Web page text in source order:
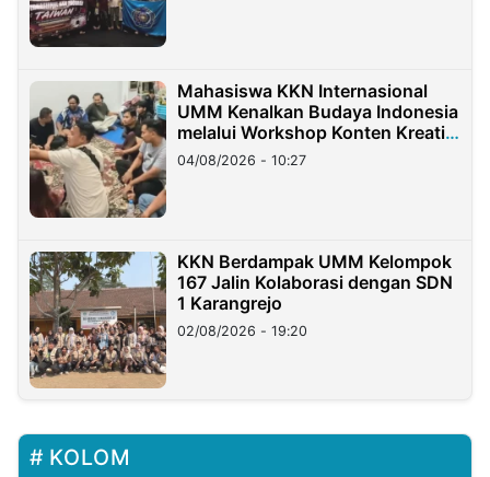
Mahasiswa KKN Internasional
UMM Kenalkan Budaya Indonesia
melalui Workshop Konten Kreatif
di Taiwan
04/08/2026 - 10:27
KKN Berdampak UMM Kelompok
167 Jalin Kolaborasi dengan SDN
1 Karangrejo
02/08/2026 - 19:20
KOLOM